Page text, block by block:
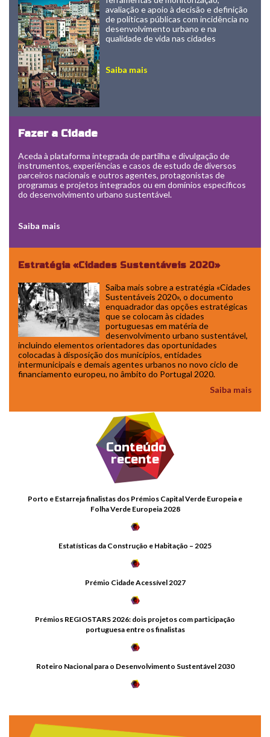
avaliação e apoio à decisão e definição
de políticas públicas com incidência no
desenvolvimento urbano e na
qualidade de vida nas cidades
Saiba mais
Fazer a Cidade
Aceda à plataforma integrada de partilha e divulgação de
instrumentos, experiências e casos de estudo de diversos
parceiros nacionais e outros agentes, protagonistas de
programas e projetos integrados ou em domínios específicos
do desenvolvimento urbano sustentável.
Saiba mais
Estratégia «Cidades Sustentáveis 2020»
Lisboa - Ric CapuchoSaiba mais sobre a estratégia «Cidades
Sustentáveis 2020», o documento
enquadrador das opções estratégicas
que se colocam às cidades
portuguesas em matéria de
desenvolvimento urbano sustentável,
incluindo elementos orientadores das oportunidades
colocadas à disposição dos municípios, entidades
intermunicipais e demais agentes urbanos no novo ciclo de
financiamento europeu, no âmbito do Portugal 2020.
Saiba mais
Conteúdo
recente
Porto e Estarreja finalistas dos Prémios Capital Verde Europeia e
Folha Verde Europeia 2028
Estatísticas da Construção e Habitação – 2025
Prémio Cidade Acessível 2027
Prémios REGIOSTARS 2026: dois projetos com participação
portuguesa entre os finalistas
Roteiro Nacional para o Desenvolvimento Sustentável 2030